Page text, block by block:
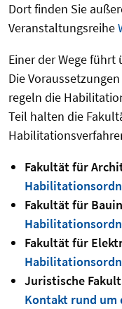
Dort finden Sie
Veranstaltungsreihe
Einer der Wege
Die
regeln die
Teil halten die
Fakultät für
Fakultät für
Fakultät für
Juristische
Kontakt rund